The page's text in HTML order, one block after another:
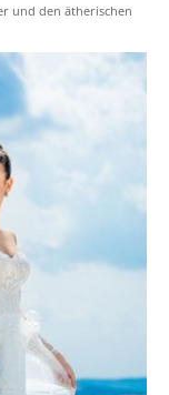
und den ätherischen